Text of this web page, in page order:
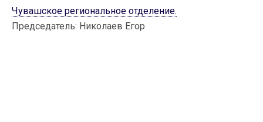
Чувашское региональное отделение.
Председатель: Николаев Егор